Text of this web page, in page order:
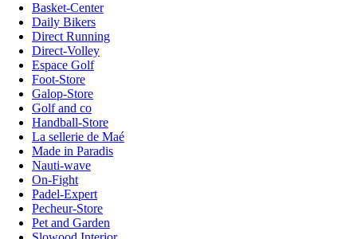
Basket-Center
Daily Bikers
Direct Running
Direct-Volley
Espace Golf
Foot-Store
Galop-Store
Golf and co
Handball-Store
La sellerie de Maé
Made in Paradis
Nauti-wave
On-Fight
Padel-Expert
Pecheur-Store
Pet and Garden